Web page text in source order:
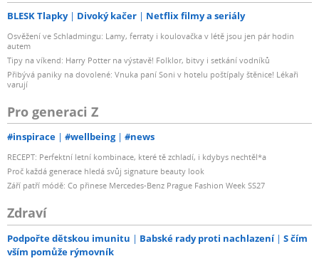
BLESK Tlapky Divoký kačer Netflix filmy a seriály
Osvěžení ve Schladmingu: Lamy, ferraty i koulovačka v létě jsou jen pár hodin
autem
Tipy na víkend: Harry Potter na výstavě! Folklor, bitvy i setkání vodníků
Přibývá paniky na dovolené: Vnuka paní Soni v hotelu poštípaly štěnice! Lékaři
varují
Pro generaci Z
#inspirace #wellbeing #news
RECEPT: Perfektní letní kombinace, které tě zchladí, i kdybys nechtěl*a
Proč každá generace hledá svůj signature beauty look
Září patří módě: Co přinese Mercedes-Benz Prague Fashion Week SS27
Zdraví
Podpořte dětskou imunitu Babské rady proti nachlazení
S čím
vším pomůže rýmovník